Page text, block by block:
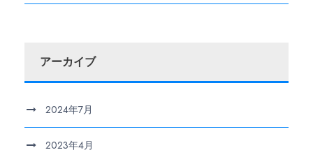
アーカイブ
2024年7月
2023年4月